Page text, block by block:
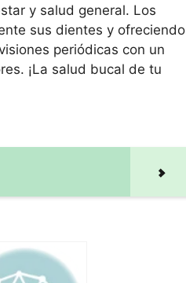
y salud general. Los
sus dientes y ofreciendo
periódicas con un
¡La salud bucal de tu